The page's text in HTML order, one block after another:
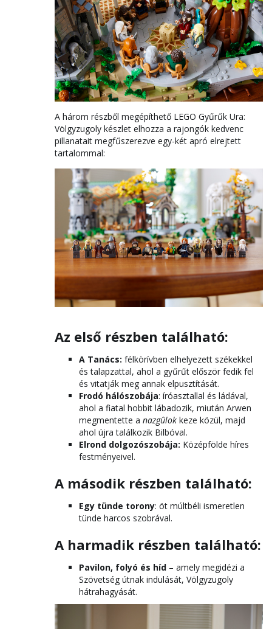
A három részből megépíthető LEGO Gyűrűk Ura:
Völgyzugoly készlet elhozza a rajongók kedvenc
pillanatait megfűszerezve egy-két apró elrejtett
tartalommal:
Az első részben található:
A Tanács: félkörívben elhelyezett székekkel
és talapzattal, ahol a gyűrűt először fedik fel
és vitatják meg annak elpusztítását.
Frodó hálószobája: íróasztallal és ládával,
ahol a fiatal hobbit lábadozik, miután Arwen
megmentette a nazgûlok keze közül, majd
ahol újra találkozik Bilbóval.
Elrond dolgozószobája: Középfölde híres
festményeivel.
A második részben található:
Egy tünde torony: öt múltbéli ismeretlen
tünde harcos szobrával.
A harmadik részben található:
Pavilon, folyó és híd – amely megidézi a
Szövetség útnak indulását, Völgyzugoly
hátrahagyását.